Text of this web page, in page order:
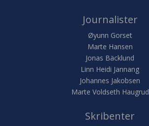
Journalister
Øyunn Gorset
Marte Hansen
Jonas Bäcklund
Linn Heidi Jannang
Johannes Jakobsen
Marte Voldseth Haugrud
Skribenter